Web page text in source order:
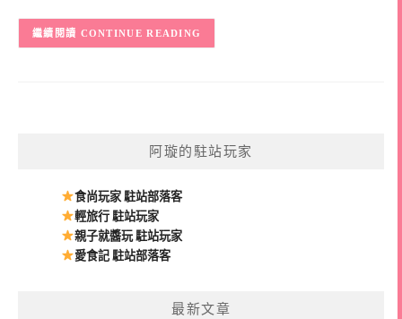
CONTINUE READING
阿璇的駐站玩家
食尚玩家 駐站部落客
輕旅行 駐站玩家
親子就醬玩 駐站玩家
愛食記 駐站部落客
最新文章